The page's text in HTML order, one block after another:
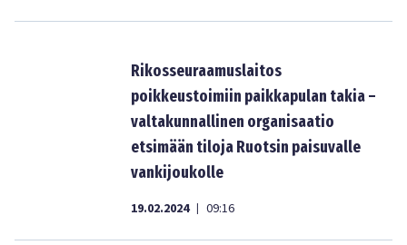
Rikosseuraamuslaitos
poikkeustoimiin paikkapulan takia –
valtakunnallinen organisaatio
etsimään tiloja Ruotsin paisuvalle
vankijoukolle
19.02.2024 | 09:16